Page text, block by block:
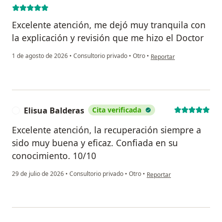
Excelente atención, me dejó muy tranquila con
la explicación y revisión que me hizo el Doctor
1 de agosto de 2026 • Consultorio privado • Otro • en opinión del usuario
Reportar
Elisua Balderas Cita verificada
Excelente atención, la recuperación siempre a
sido muy buena y eficaz. Confiada en su
conocimiento. 10/10
29 de julio de 2026 • Consultorio privado • Otro • en opinión del usuario
Reportar